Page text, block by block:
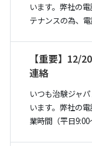
います。弊社の
テナンスの為、
【重要】12/
連絡
いつも治験ジャ
います。弊社の
業時間（平日